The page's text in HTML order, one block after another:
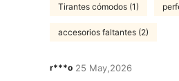
Tirantes cómodos (1)
accesorios faltantes (2)
r***o 25 May,2026